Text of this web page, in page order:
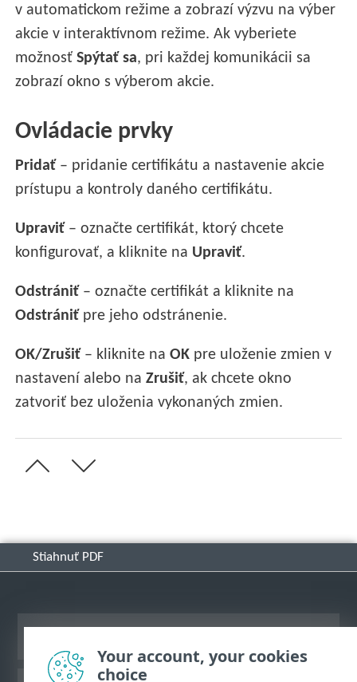
v automatickom režime a zobrazí výzvu na výber
akcie v interaktívnom režime. Ak vyberiete
možnosťSpýtať sa, pri každej komunikácii sa
zobrazí okno s výberom akcie.
Ovládacie prvky
Pridať – pridanie certifikátu a nastavenie akcie
prístupu a kontroly daného certifikátu.
Upraviť – označte certifikát, ktorý chcete
konfigurovať, a kliknite na Upraviť.
Odstrániť – označte certifikát a kliknite na
Odstrániť pre jeho odstránenie.
OK/Zrušiť – kliknite naOK pre uloženie zmien v
nastavení alebo naZrušiť, ak chcete okno
zatvoriť bez uloženia vykonaných zmien.
Stiahnuť PDF
Your account, your cookies
choice